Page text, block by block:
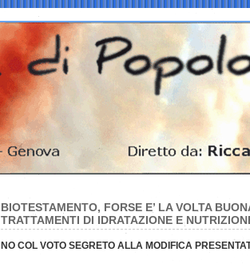
BIOTESTAMENTO, FORSE E’ LA VOLTA
TRATTAMENTI DI IDRATAZIONE E
NO COL VOTO SEGRETO ALLA MODIFICA